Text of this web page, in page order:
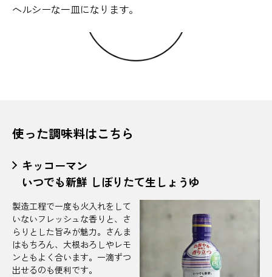
ヘルシーな一皿になります。
使った調味料はこちら
キッコーマン
いつでも新鮮 しぼりたて生しょうゆ
製造工程で一度も火入れをして
いないフレッシュな香りと、さ
らりとした旨みが魅力。さんま
はもちろん、大根おろしやレモ
ンともよく合います。一滴ずつ
出せるのも便利です。